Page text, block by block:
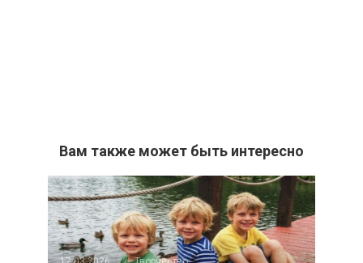
Вам также может быть интересно